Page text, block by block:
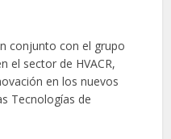
conjunto con el grupo
el sector de HVACR,
en los nuevos
Tecnologías de